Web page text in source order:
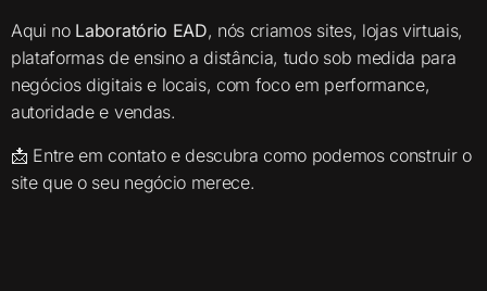
Aqui no Laboratório EAD, nós criamos sites, lojas virtuais,
plataformas de ensino a distância, tudo sob medida para
negócios digitais e locais, com foco em performance,
autoridade e vendas.
📩 Entre em contato e descubra como podemos construir o
site que o seu negócio merece.